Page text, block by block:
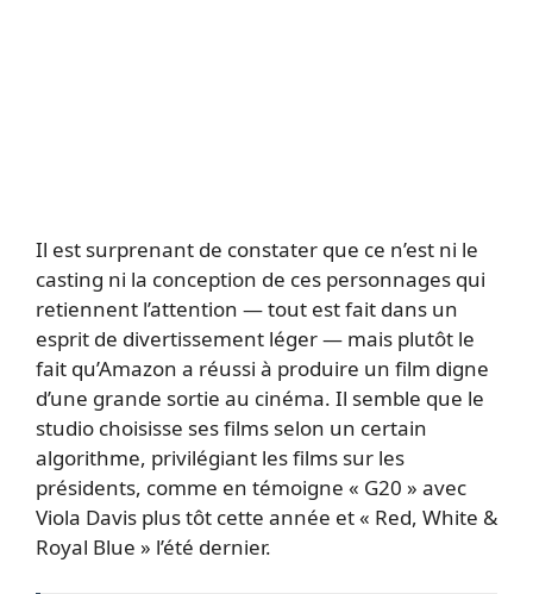
Il est surprenant de constater que ce n’est ni le
casting ni la conception de ces personnages qui
retiennent l’attention — tout est fait dans un
esprit de divertissement léger — mais plutôt le
fait qu’Amazon a réussi à produire un film digne
d’une grande sortie au cinéma. Il semble que le
studio choisisse ses films selon un certain
algorithme, privilégiant les films sur les
présidents, comme en témoigne « G20 » avec
Viola Davis plus tôt cette année et « Red, White &
Royal Blue » l’été dernier.